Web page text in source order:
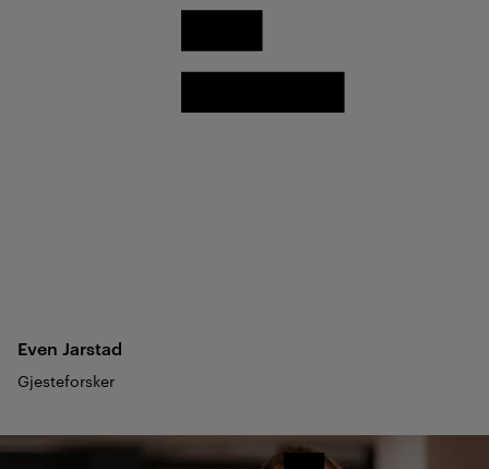
Even Jarstad
Gjesteforsker